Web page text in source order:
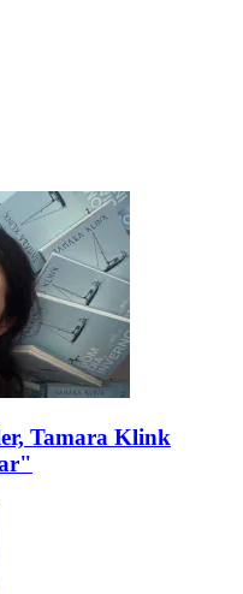
Tamara Klink